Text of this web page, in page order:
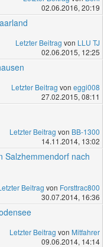
02.06.2016, 20:19
Letzter Beitrag von LLU TJ
02.06.2015, 12:25
Letzter Beitrag von eggi008
27.02.2015, 08:11
Letzter Beitrag von BB-1300
14.11.2014, 13:02
Salzhemmendorf nach
Beitrag von Forsttrac800
30.07.2014, 16:36
Letzter Beitrag von Mitfahrer
09.06.2014, 14:14